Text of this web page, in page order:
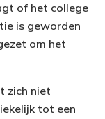
of het college
is geworden
om het
zich niet
tot een